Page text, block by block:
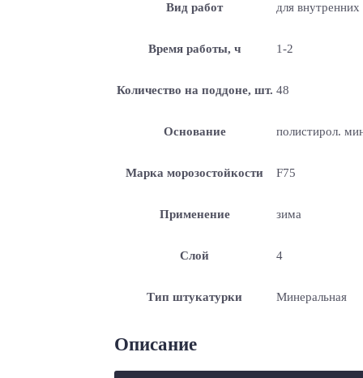
Вид работ для
Время работы, ч 1-2
Количество на поддоне, шт. 48
Основание полистирол.
Марка морозостойкости F75
Применение зима
Слой 4
Тип штукатурки Минеральная
Описание